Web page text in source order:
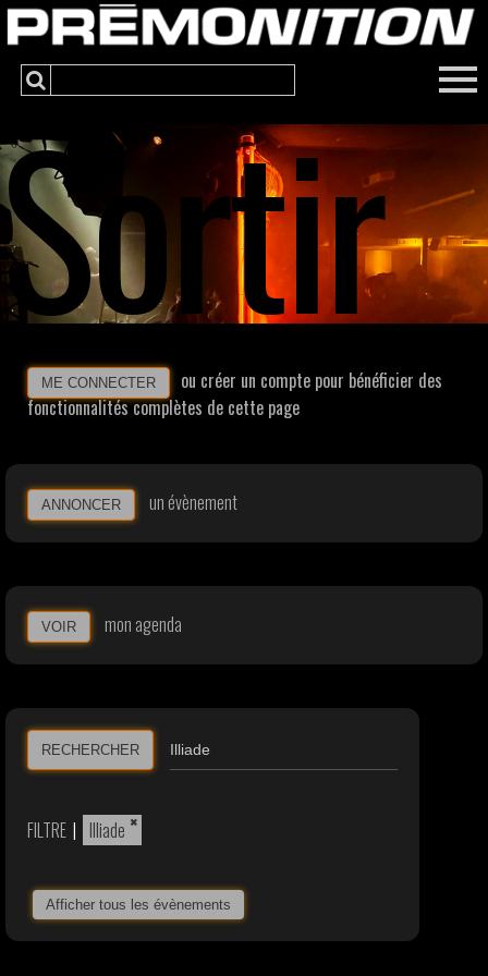
Sortir
ME CONNECTER
ou créer un compte pour bénéficier des
fonctionnalités complètes de cette page
ANNONCER un évènement
VOIR mon agenda
RECHERCHER
FILTRE | ×
Illiade
Afficher tous les évènements